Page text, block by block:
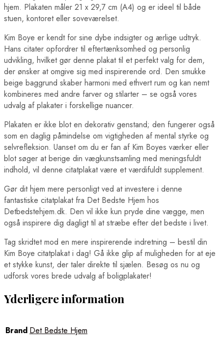
hjem. Plakaten måler 21 x 29,7 cm (A4) og er ideel til både
stuen, kontoret eller soveværelset.
Kim Boye er kendt for sine dybe indsigter og ærlige udtryk.
Hans citater opfordrer til eftertænksomhed og personlig
udvikling, hvilket gør denne plakat til et perfekt valg for dem,
der ønsker at omgive sig med inspirerende ord. Den smukke
beige baggrund skaber harmoni med ethvert rum og kan nemt
kombineres med andre farver og stilarter – se også vores
udvalg af plakater i forskellige nuancer.
Plakaten er ikke blot en dekorativ genstand; den fungerer også
som en daglig påmindelse om vigtigheden af mental styrke og
selvrefleksion. Uanset om du er fan af Kim Boyes værker eller
blot søger at berige din vægkunstsamling med meningsfuldt
indhold, vil denne citatplakat være et værdifuldt supplement.
Gør dit hjem mere personligt ved at investere i denne
fantastiske citatplakat fra Det Bedste Hjem hos
Detbedstehjem.dk. Den vil ikke kun pryde dine vægge, men
også inspirere dig dagligt til at stræbe efter det bedste i livet.
Tag skridtet mod en mere inspirerende indretning – bestil din
Kim Boye citatplakat i dag! Gå ikke glip af muligheden for at eje
et stykke kunst, der taler direkte til sjælen. Besøg os nu og
udforsk vores brede udvalg af boligplakater!
Yderligere information
Brand Det Bedste Hjem